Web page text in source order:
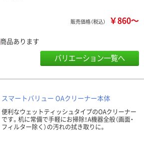
販売価格（税込） ￥860～
商品あります
バリエーション一覧へ
スマートバリュー OAクリーナー本体
便利なウェットティッシュタイプのOAクリーナー
です。机に常備で手軽にお掃除！A機器全般（画面・
フィルター除く）の汚れの拭き取りに。